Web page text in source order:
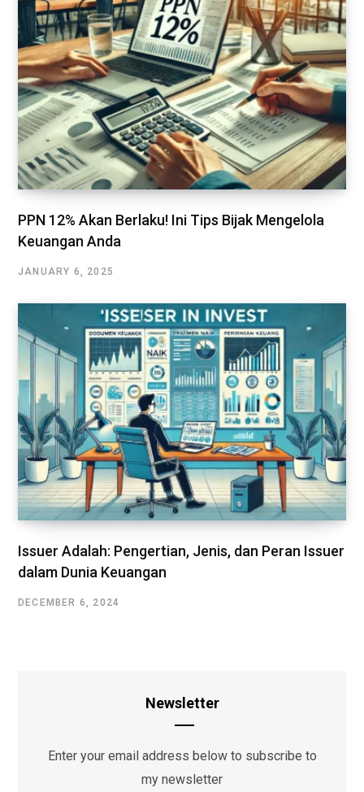
PPN 12% Akan Berlaku! Ini Tips Bijak Mengelola
Keuangan Anda
JANUARY 6, 2025
Issuer Adalah: Pengertian, Jenis, dan Peran Issuer
dalam Dunia Keuangan
DECEMBER 6, 2024
Newsletter
Enter your email address below to subscribe to
my newsletter